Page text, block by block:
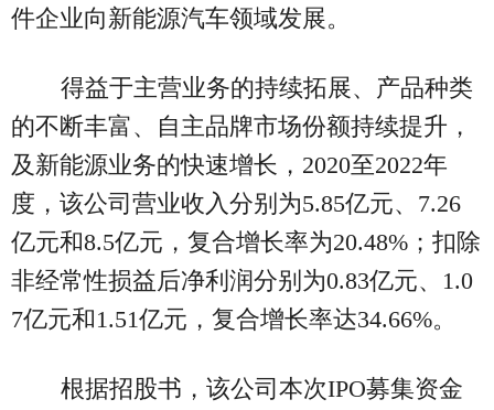
件企业向新能源汽车领域发展。
得益于主营业务的持续拓展、产品种类
的不断丰富、自主品牌市场份额持续提升，
及新能源业务的快速增长，2020至2022年
度，该公司营业收入分别为5.85亿元、7.26
亿元和8.5亿元，复合增长率为20.48%；扣除
非经常性损益后净利润分别为0.83亿元、1.0
7亿元和1.51亿元，复合增长率达34.66%。
根据招股书，该公司本次IPO募集资金